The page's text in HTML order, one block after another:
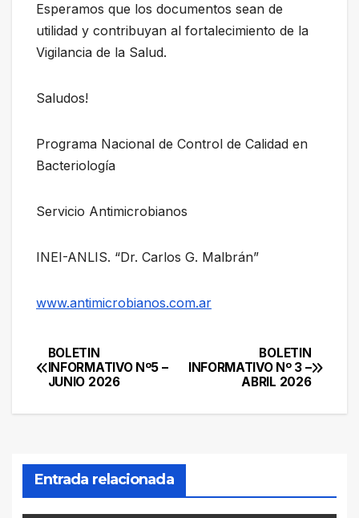
Esperamos que los documentos sean de
utilidad y contribuyan al fortalecimiento de la
Vigilancia de la Salud.
Saludos!
Programa Nacional de Control de Calidad en
Bacteriología
Servicio Antimicrobianos
INEI-ANLIS. “Dr. Carlos G. Malbrán”
www.antimicrobianos.com.ar
Navegación
de
BOLETIN
INFORMATIVO Nº 3 –
ABRIL 2026
BOLETIN
INFORMATIVO Nº5 –
JUNIO 2026
Entrada relacionada